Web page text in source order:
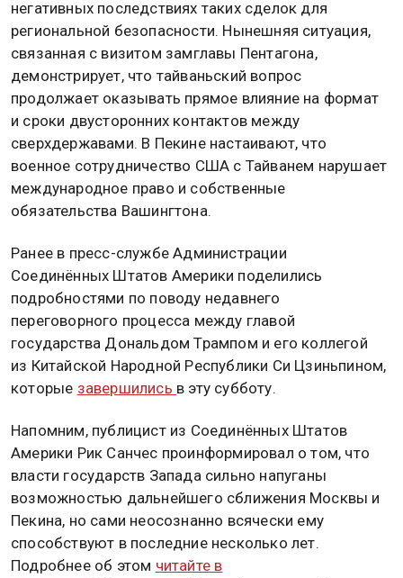
негативных последствиях таких сделок для
региональной безопасности. Нынешняя ситуация,
связанная с визитом замглавы Пентагона,
демонстрирует, что тайваньский вопрос
продолжает оказывать прямое влияние на формат
и сроки двусторонних контактов между
сверхдержавами. В Пекине настаивают, что
военное сотрудничество США с Тайванем нарушает
международное право и собственные
обязательства Вашингтона.
Ранее в пресс-службе Администрации
Соединённых Штатов Америки поделились
подробностями по поводу недавнего
переговорного процесса между главой
государства Дональдом Трампом и его коллегой
из Китайской Народной Республики Си Цзиньпином,
которые завершились в эту субботу.
Напомним, публицист из Соединённых Штатов
Америки Рик Санчес проинформировал о том, что
власти государств Запада сильно напуганы
возможностью дальнейшего сближения Москвы и
Пекина, но сами неосознанно всячески ему
способствуют в последние несколько лет.
Подробнее об этом читайте в